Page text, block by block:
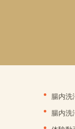
腸内洗
腸内洗